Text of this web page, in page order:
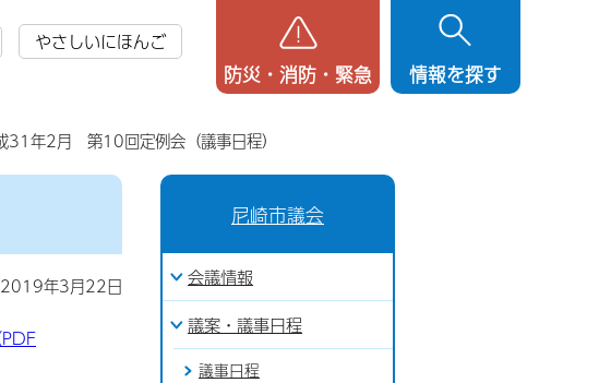
やさしいにほんご
防災・消防・緊急 情報を探す
31年2月 第10回定例会（議事日程）
年3月22日
尼崎市議会
会議情報
議案・議事日程
議事日程